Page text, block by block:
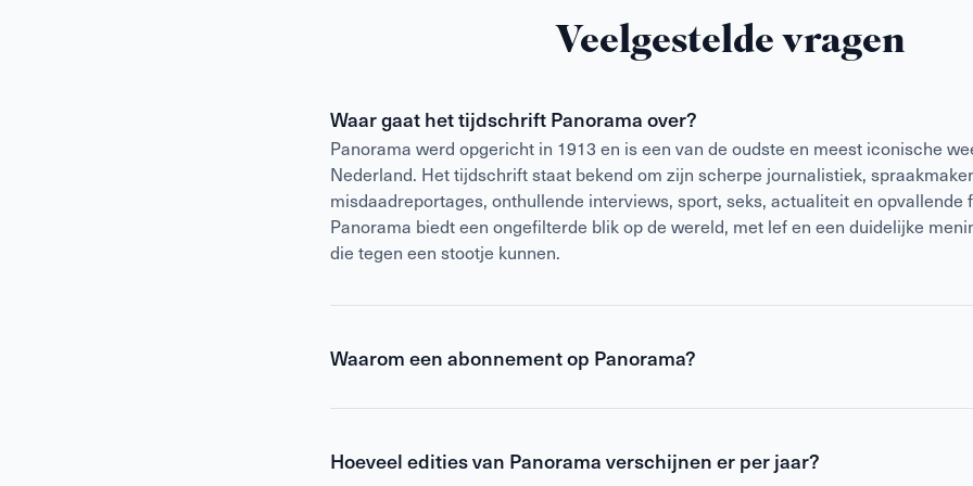
Veelgestelde vragen
Waar gaat het tijdschrift Panorama over?
Panorama werd opgericht in 1913 en is een van de oudste en meest iconische
Nederland. Het tijdschrift staat bekend om zijn scherpe journalistiek,
misdaadreportages, onthullende interviews, sport, seks, actualiteit en opvallende
Panorama biedt een ongefilterde blik op de wereld, met lef en een duidelijke
die tegen een stootje kunnen.
Waarom een abonnement op Panorama?
Een abonnement op Panorama is voordeliger danlosse verkoopen geeft
missen. Met een abonnement blijf je altijd op de hoogte van het laatste nieuws op
Hoeveel edities van Panorama verschijnen er per jaar?